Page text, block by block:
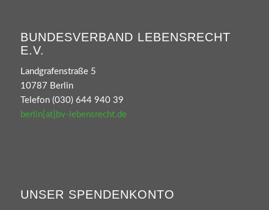
BUNDESVERBAND LEBENSRECHT
E.V.
Landgrafenstraße 5
10787 Berlin
Telefon (030) 644 940 39
berlin[at]bv-lebensrecht.de
UNSER SPENDENKONTO